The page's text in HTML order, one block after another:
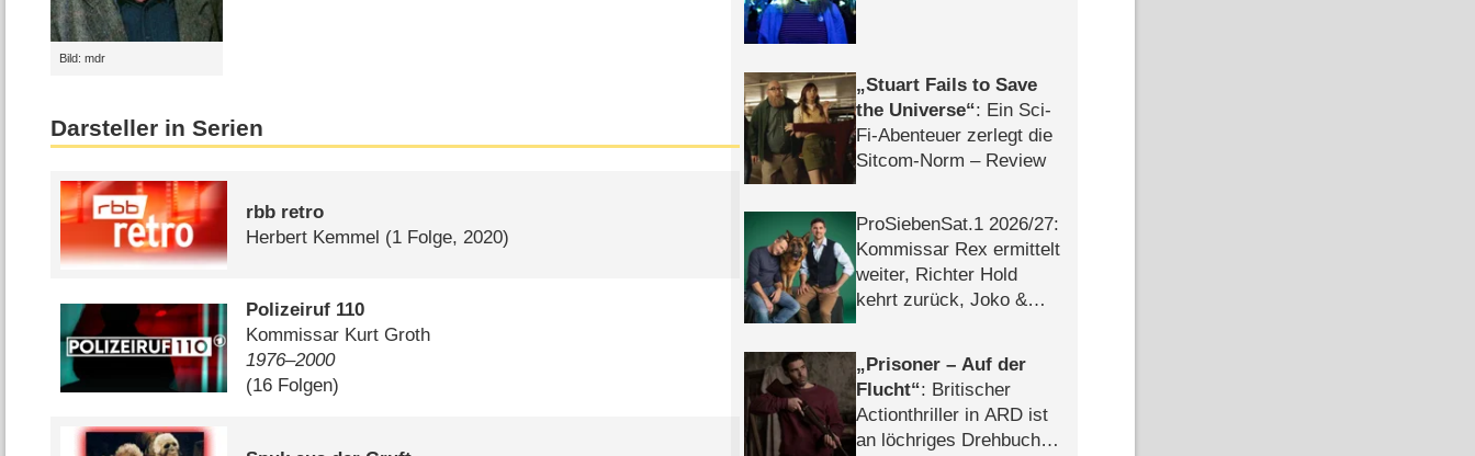
Bild: mdr
Darsteller in Serien
rbb retro
Herbert Kemmel (1 Folge, 2020)
Polizeiruf 110
Kommissar Kurt Groth
1976⁠–⁠2000
(16 Folgen)
Stuart Fails to Save
the Universe : Ein Sci-
Fi-Abenteuer zerlegt die
Sitcom-Norm – Review
ProSiebenSat.1 2026/​27:
Kommissar Rex ermittelt
weiter, Richter Hold
kehrt zurück, Joko &
Prisoner – Auf der
Flucht : Britischer
Actionthriller in ARD ist
an löchriges Drehbuch